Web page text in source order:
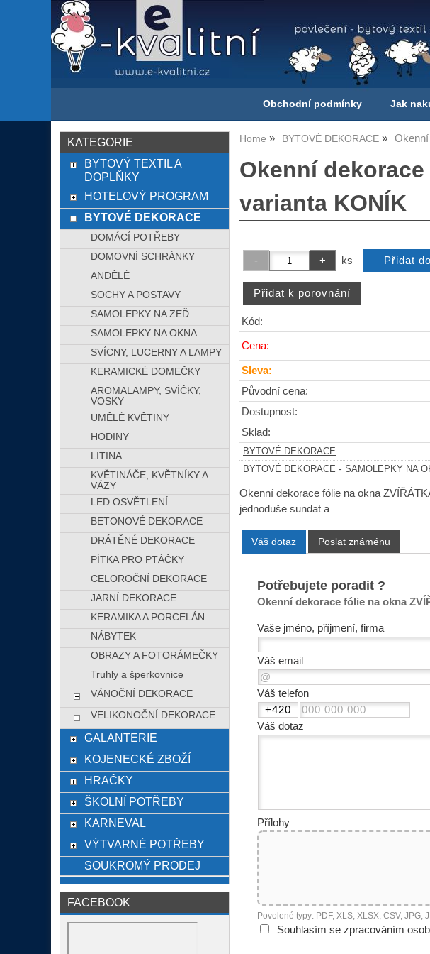
Obchodní podmínky Jak
Home BYTOVÉ DEKORACE
Okenní
varianta KONÍK
ks
Kód:
Cena:
Sleva:
Původní cena:
Dostupnost:
Sklad:
BYTOVÉ DEKORACE
BYTOVÉ DEKORACE - SAMOLEPKY NA
Okenní dekorace fólie na okna
jednoduše sundat a
Váš dotaz Poslat známénu
Potřebujete poradit ?
Okenní dekorace fólie na okna
Vaše jméno, příjmení, firma
Váš email
Váš telefon
Váš dotaz
Přílohy
Povolené typy: PDF, XLS, XLSX, CSV, JPG,
Souhlasím se zpracováním
KATEGORIE
BYTOVÝ TEXTIL A
DOPLŇKY
HOTELOVÝ PROGRAM
BYTOVÉ DEKORACE
DOMÁCÍ POTŘEBY
DOMOVNÍ SCHRÁNKY
ANDĚLÉ
SOCHY A POSTAVY
SAMOLEPKY NA ZEĎ
SAMOLEPKY NA OKNA
SVÍCNY, LUCERNY A LAMPY
KERAMICKÉ DOMEČKY
AROMALAMPY, SVÍČKY,
VOSKY
UMĚLÉ KVĚTINY
HODINY
LITINA
KVĚTINÁČE, KVĚTNÍKY A
VÁZY
LED OSVĚTLENÍ
BETONOVÉ DEKORACE
DRÁTĚNÉ DEKORACE
PÍTKA PRO PTÁČKY
CELOROČNÍ DEKORACE
JARNÍ DEKORACE
KERAMIKA A PORCELÁN
NÁBYTEK
OBRAZY A FOTORÁMEČKY
Truhly a šperkovnice
VÁNOČNÍ DEKORACE
VELIKONOČNÍ DEKORACE
GALANTERIE
KOJENECKÉ ZBOŽÍ
HRAČKY
ŠKOLNÍ POTŘEBY
KARNEVAL
VÝTVARNÉ POTŘEBY
SOUKROMÝ PRODEJ
FACEBOOK